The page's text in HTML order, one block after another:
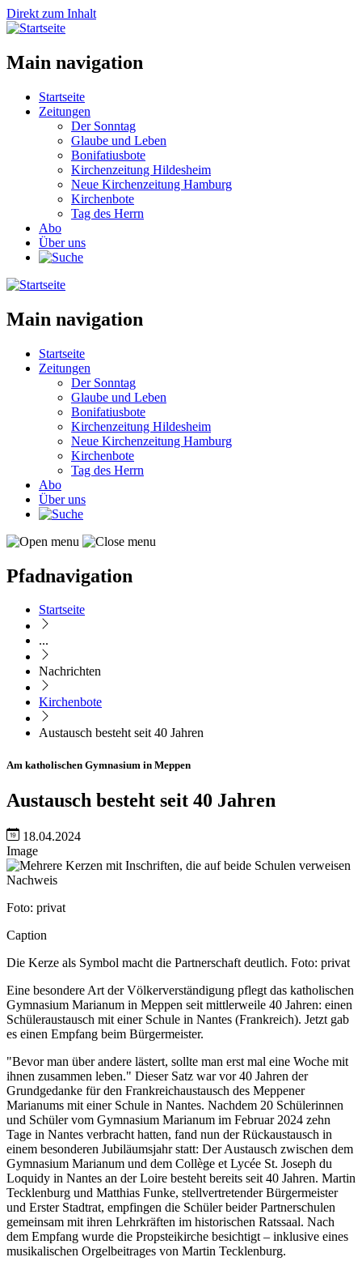
Direkt zum Inhalt
Main navigation
Startseite
Zeitungen
Der Sonntag
Glaube und Leben
Bonifatiusbote
Kirchenzeitung Hildesheim
Neue Kirchenzeitung Hamburg
Kirchenbote
Tag des Herrn
Abo
Über uns
Main navigation
Startseite
Zeitungen
Der Sonntag
Glaube und Leben
Bonifatiusbote
Kirchenzeitung Hildesheim
Neue Kirchenzeitung Hamburg
Kirchenbote
Tag des Herrn
Abo
Über uns
Pfadnavigation
Startseite
...
Nachrichten
Kirchenbote
Austausch besteht seit 40 Jahren
Am katholischen Gymnasium in Meppen
Austausch besteht seit 40 Jahren
18.04.2024
Image
Nachweis
Foto: privat
Caption
Die Kerze als Symbol macht die Partnerschaft deutlich. Foto: privat
Eine besondere Art der Völkerverständigung pflegt das katholischen
Gymnasium Marianum in Meppen seit mittlerweile 40 Jahren: einen
Schüleraustausch mit einer Schule in Nantes (Frankreich). Jetzt gab
es einen Empfang beim Bürgermeister.
"Bevor man über andere lästert, sollte man erst mal eine Woche mit
ihnen zusammen leben." Dieser Satz war vor 40 Jahren der
Grundgedanke für den Frankreichaustausch des Meppener
Marianums mit einer Schule in Nantes. Nachdem 20 Schülerinnen
und Schüler vom Gymnasium Marianum im Februar 2024 zehn
Tage in Nantes verbracht hatten, fand nun der Rückaustausch in
einem besonderen Jubiläumsjahr statt: Der Austausch zwischen dem
Gymnasium Marianum und dem Collège et Lycée St. Joseph du
Loquidy in Nantes an der Loire besteht bereits seit 40 Jahren. Martin
Tecklenburg und Matthias Funke, stellvertretender Bürgermeister
und Erster Stadtrat, empfingen die Schüler beider Partnerschulen
gemeinsam mit ihren Lehrkräften im historischen Ratssaal. Nach
dem Empfang wurde die Propsteikirche besichtigt – inklusive eines
musikalischen Orgelbeitrages von Martin Tecklenburg.